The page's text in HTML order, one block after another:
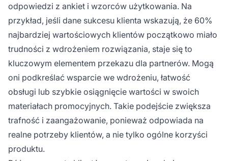
odpowiedzi z ankiet i wzorców użytkowania. Na
przykład, jeśli dane sukcesu klienta wskazują, że 60%
najbardziej wartościowych klientów początkowo miało
trudności z wdrożeniem rozwiązania, staje się to
kluczowym elementem przekazu dla partnerów. Mogą
oni podkreślać wsparcie we wdrożeniu, łatwość
obsługi lub szybkie osiągnięcie wartości w swoich
materiałach promocyjnych. Takie podejście zwiększa
trafność i zaangażowanie, ponieważ odpowiada na
realne potrzeby klientów, a nie tylko ogólne korzyści
produktu.